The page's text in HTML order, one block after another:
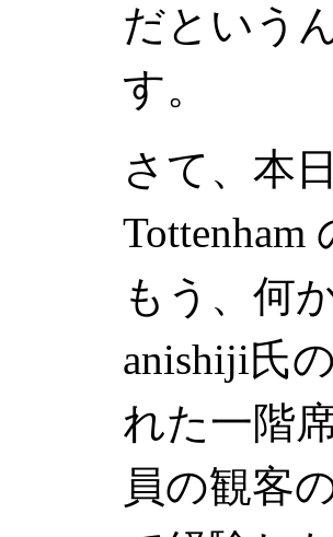
だという
す。
さて、本
Tottenham
もう、何
anishiji氏
れた一階
員の観客